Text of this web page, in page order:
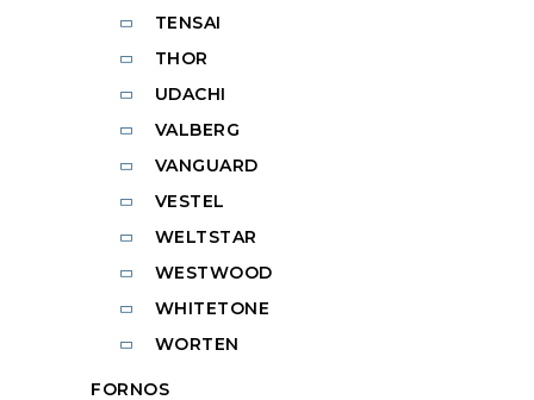
TENSAI
THOR
UDACHI
VALBERG
VANGUARD
VESTEL
WELTSTAR
WESTWOOD
WHITETONE
WORTEN
FORNOS